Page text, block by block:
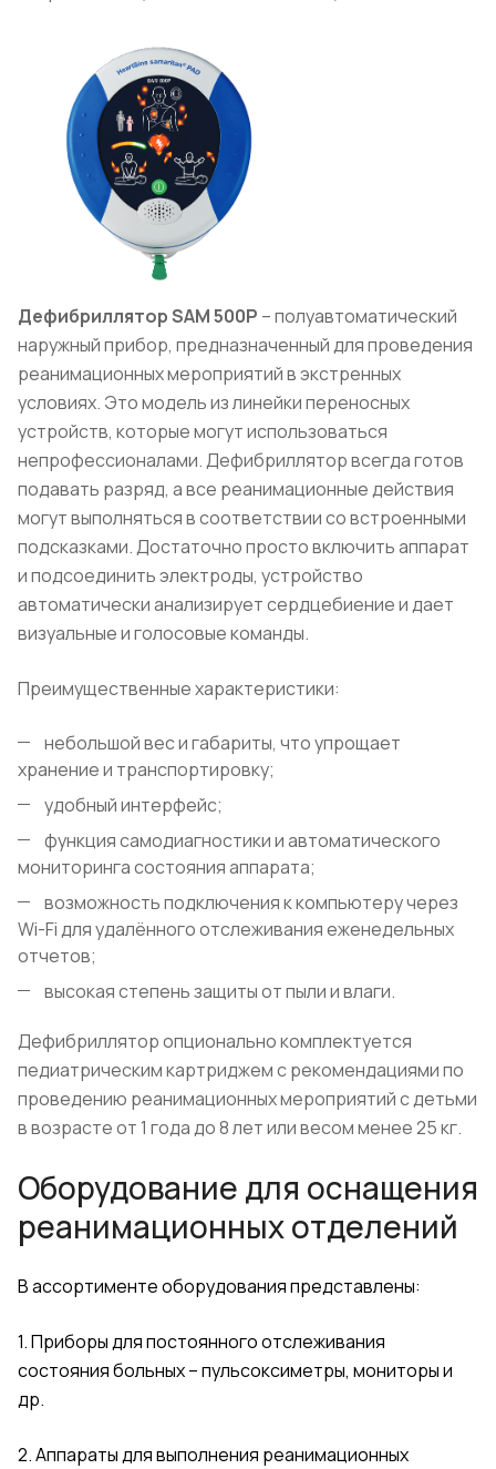
ДефибрилляторSAM500Р – полуавтоматический
наружный прибор, предназначенный для проведения
реанимационных мероприятий в экстренных
условиях. Это модель из линейки переносных
устройств, которые могут использоваться
непрофессионалами. Дефибриллятор всегда готов
подавать разряд, а все реанимационные действия
могут выполняться в соответствии со встроенными
подсказками. Достаточно просто включить аппарат
и подсоединить электроды, устройство
автоматически анализирует сердцебиение и дает
визуальные и голосовые команды.
Преимущественные характеристики:
небольшой вес и габариты, что упрощает
хранение и транспортировку;
удобный интерфейс;
функция самодиагностики и автоматического
мониторинга состояния аппарата;
возможность подключения к компьютеру через
Wi-Fiдля удалённого отслеживания еженедельных
отчетов;
высокая степень защиты от пыли и влаги.
Дефибриллятор опционально комплектуется
педиатрическим картриджем с рекомендациями по
проведению реанимационных мероприятий с детьми
в возрасте от 1 года до 8 лет или весом менее 25 кг.
Оборудование для оснащения
реанимационных отделений
В ассортименте оборудования представлены:
1. Приборы для постоянного отслеживания
состояния больных – пульсоксиметры, мониторы и
др.
2. Аппараты для выполнения реанимационных